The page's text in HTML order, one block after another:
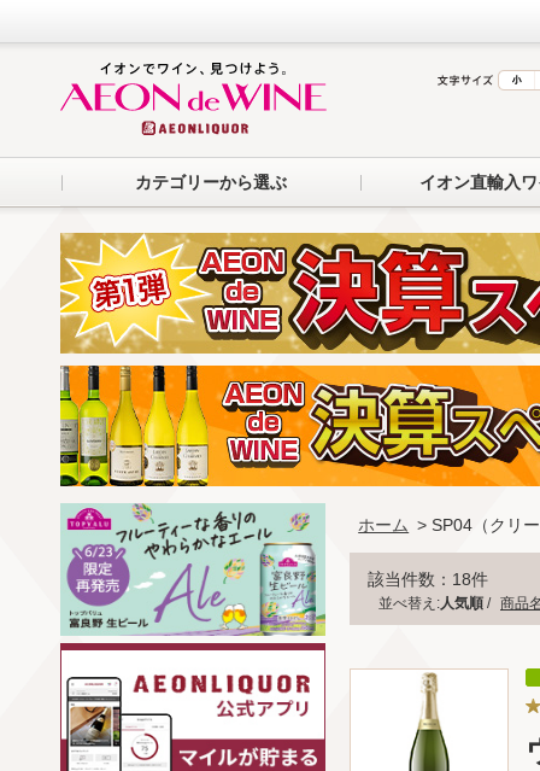
カテゴリーから選ぶ イオン直輸入
ホーム > SP04（クリ
該当件数：18件
並べ替え:人気順 / 商品